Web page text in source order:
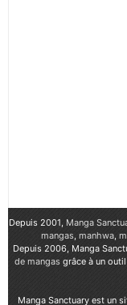
Depuis 2001, Manga
mangas, manhwa,
Depuis 2006, Manga
de mangasgrâce à un
Manga Sanctuary est un